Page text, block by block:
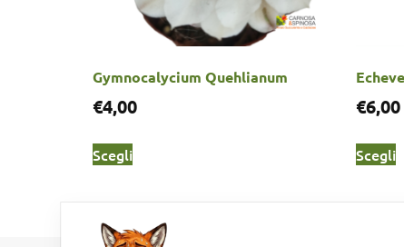
Gymnocalycium Quehlianum
€4,00
Scegli
€6,00
Scegli